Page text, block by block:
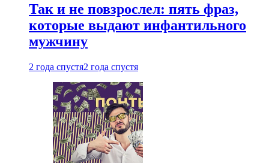
Так и не повзрослел: пять фраз,
которые выдают инфантильного
мужчину
2 года спустя2 года спустя